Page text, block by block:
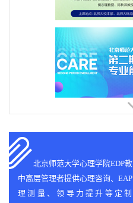
北京师范大学心理学院EDP
中高层管理者提供心理咨询、
理测量、领导力提升等定